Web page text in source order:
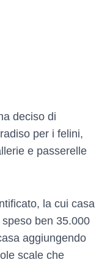
deciso di
per i felini,
e passerelle
la cui casa
ben 35.000
aggiungendo
scale che